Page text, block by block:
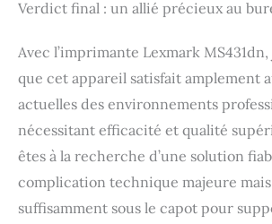
Verdict final : un allié précieux au
Avec l’imprimante Lexmark
que cet appareil satisfait amplement
actuelles des environnements
nécessitant efficacité et qualité
êtes à la recherche d’une solution
complication technique majeure
suffisamment sous le capot pour